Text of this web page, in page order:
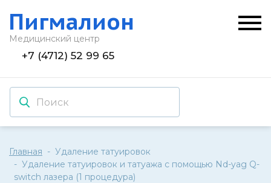
Пигмалион
Медицинский центр
+7 (4712) 52 99 65
Главная
Удаление татуировок
Удаление татуировок и татуажа с помощью Nd-yag Q-
switch лазера (1 процедура)